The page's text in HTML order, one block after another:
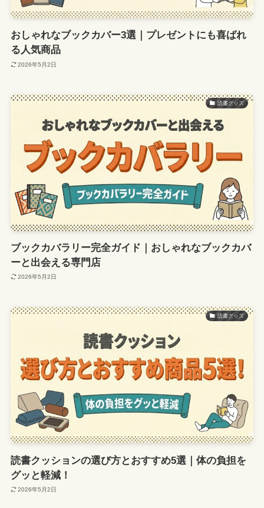
おしゃれなブックカバー3選｜プレゼントにも喜ばれ
る人気商品
2026年5月2日
読書グッズ
ブックカバラリー完全ガイド｜おしゃれなブックカバ
ーと出会える専門店
2026年5月2日
読書グッズ
読書クッションの選び方とおすすめ5選｜体の負担を
グッと軽減！
2026年5月2日